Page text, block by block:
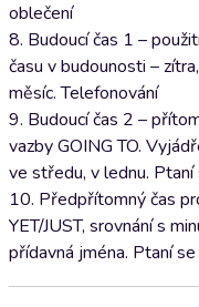
oblečení
8. Budoucí čas 1 –
času v budounosti –
měsíc. Telefonování
9. Budoucí čas 2 –
vazby GOING TO.
ve středu, v lednu. Ptaní
10. Předpřítomný čas
YET/JUST, srovnání s
přídavná jména. Ptaní